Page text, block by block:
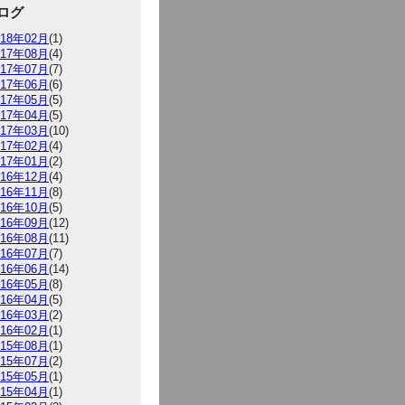
グ
年02月 (1)
年08月 (4)
年07月 (7)
年06月 (6)
年05月 (5)
年04月 (5)
年03月 (10)
年02月 (4)
年01月 (2)
年12月 (4)
年11月 (8)
年10月 (5)
年09月 (12)
年08月 (11)
年07月 (7)
年06月 (14)
年05月 (8)
年04月 (5)
年03月 (2)
年02月 (1)
年08月 (1)
年07月 (2)
年05月 (1)
年04月 (1)